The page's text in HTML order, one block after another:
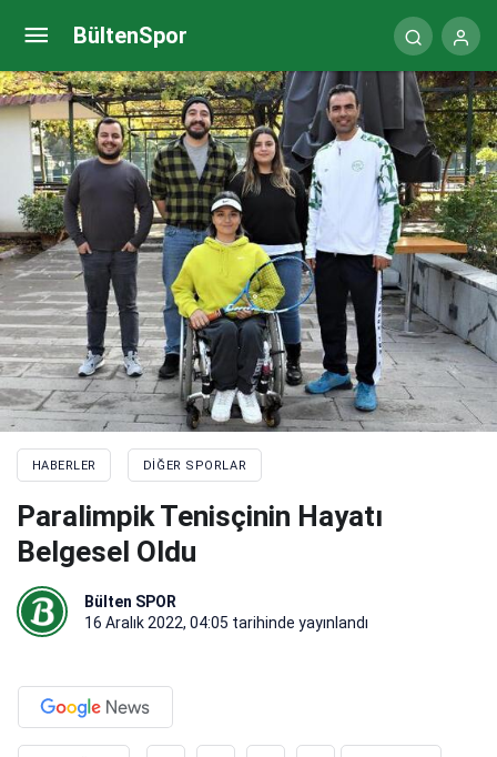
BültenSpor
HABERLER DIĞER SPORLAR
Paralimpik Tenisçinin Hayatı
Belgesel Oldu
Bülten SPOR
16 Aralık 2022, 04:05 tarihinde yayınlandı
Genç curlingciler galibiyetle başladı